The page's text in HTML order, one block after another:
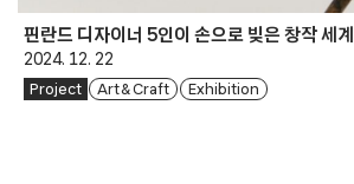
핀란드 디자이너 5인이 손으로 빚은 창작 세계
2024. 12. 22
Project Art & Craft Exhibition